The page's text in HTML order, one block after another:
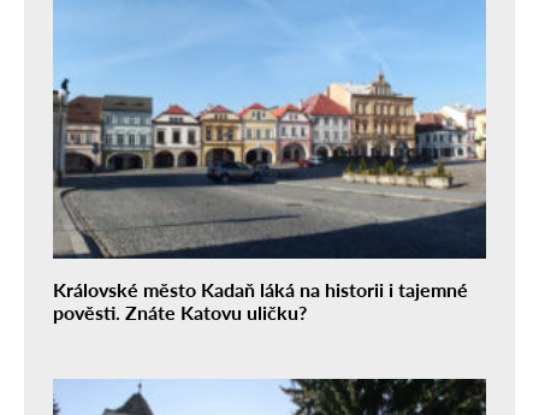
Královské město Kadaň láká na historii i tajemné
pověsti. Znáte Katovu uličku?